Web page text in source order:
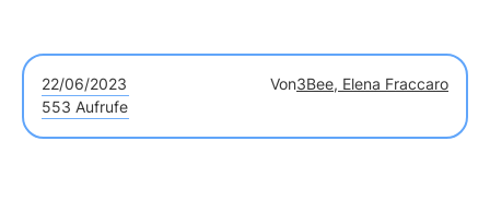
22/06/2023 Von3Bee, Elena Fraccaro
553 Aufrufe